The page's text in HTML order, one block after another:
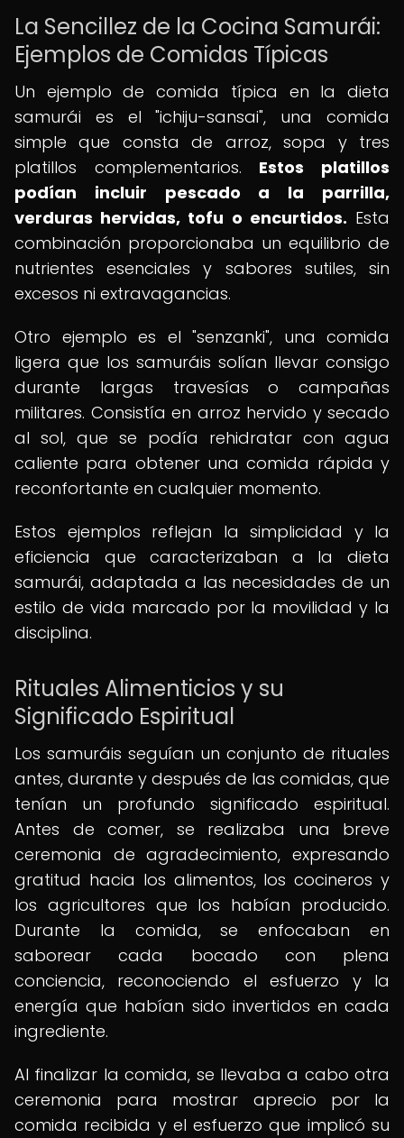
La Sencillez de la Cocina Samurái:
Ejemplos de Comidas Típicas
Un ejemplo de comida típica en la dieta
samurái es el "ichiju-sansai", una comida
simple que consta de arroz, sopa y tres
platillos complementarios. Estos platillos
podían incluir pescado a la parrilla,
verduras hervidas, tofu o encurtidos. Esta
combinación proporcionaba un equilibrio de
nutrientes esenciales y sabores sutiles, sin
excesos ni extravagancias.
Otro ejemplo es el "senzanki", una comida
ligera que los samuráis solían llevar consigo
durante largas travesías o campañas
militares. Consistía en arroz hervido y secado
al sol, que se podía rehidratar con agua
caliente para obtener una comida rápida y
reconfortante en cualquier momento.
Estos ejemplos reflejan la simplicidad y la
eficiencia que caracterizaban a la dieta
samurái, adaptada a las necesidades de un
estilo de vida marcado por la movilidad y la
disciplina.
Rituales Alimenticios y su
Significado Espiritual
Los samuráis seguían un conjunto de rituales
antes, durante y después de las comidas, que
tenían un profundo significado espiritual.
Antes de comer, se realizaba una breve
ceremonia de agradecimiento, expresando
gratitud hacia los alimentos, los cocineros y
los agricultores que los habían producido.
Durante la comida, se enfocaban en
saborear cada bocado con plena
conciencia, reconociendo el esfuerzo y la
energía que habían sido invertidos en cada
ingrediente.
Al finalizar la comida, se llevaba a cabo otra
ceremonia para mostrar aprecio por la
comida recibida y el esfuerzo que implicó su